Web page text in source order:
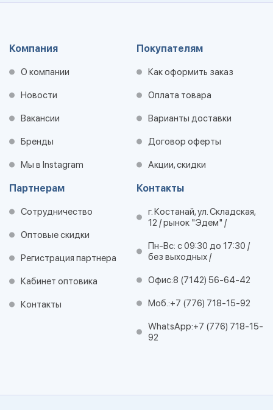
Компания
О компании
Новости
Вакансии
Бренды
Мы в Instagram
Покупателям
Как оформить заказ
Оплата товара
Варианты доставки
Договор оферты
Акции, скидки
Партнерам
Сотрудничество
Оптовые скидки
Регистрация партнера
Кабинет оптовика
Контакты
Контакты
г. Костанай, ул. Складская,
12 / рынок "Эдем" /
Пн-Вс: с 09:30 до 17:30 /
без выходных /
Офис:8 (7142) 56-64-42
Моб.:+7 (776) 718-15-92
WhatsApp:+7 (776) 718-15-
92